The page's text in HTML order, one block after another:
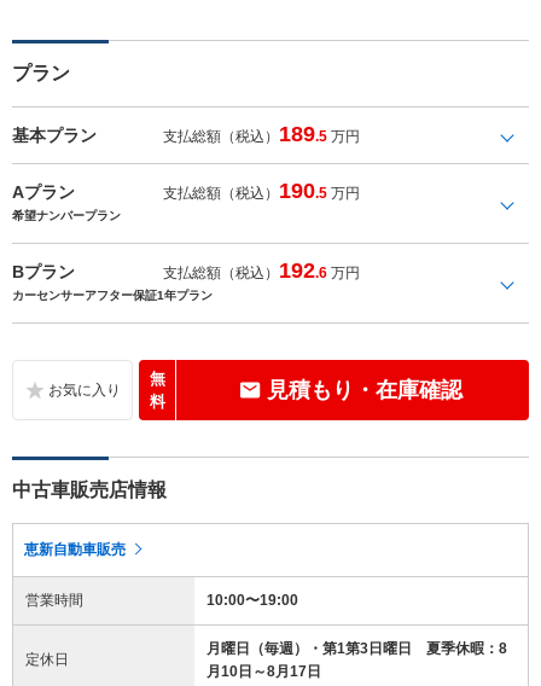
プラン
基本プラン 支払総額（税込） 189.5 万円
Aプラン 支払総額（税込） 190.5 万円
希望ナンバープラン
Bプラン 支払総額（税込） 192.6 万円
カーセンサーアフター保証1年プラン
無
料
見積もり・在庫確認
中古車販売店情報
恵新自動車販売
営業時間 10:00〜19:00
定休日
月曜日（毎週）・第1第3日曜日 夏季休暇：8
月10日～8月17日